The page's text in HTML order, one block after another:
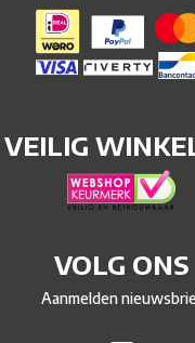
VEILIG
VOLG ONS
Aanmelden